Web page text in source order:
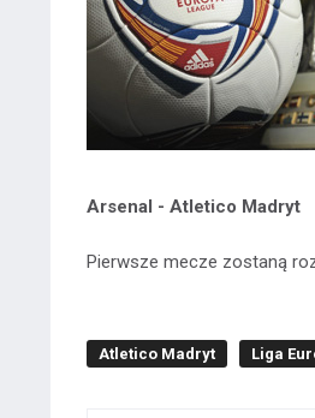
Arsenal - Atletico Madryt
Pierwsze mecze zostaną
Atletico Madryt Liga